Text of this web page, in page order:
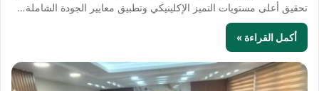
تحقيق أعلى مستويات التميز الإكلينيكي وتطبيق معايير الجودة الشاملة…
أكمل القراءة »